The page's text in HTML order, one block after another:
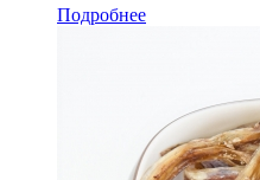
Подробнее